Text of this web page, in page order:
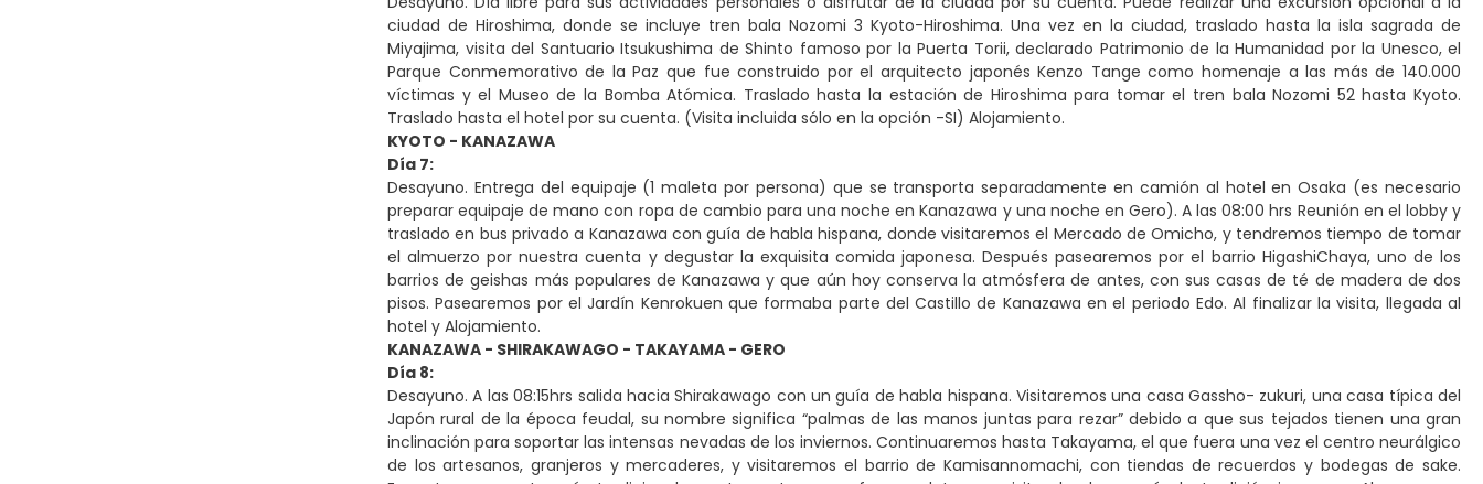
ciudad de Hiroshima, donde se incluye tren bala Nozomi 3 Kyoto-Hiroshima. Una vez en la ciudad, traslado hasta la isla sagrada de
Miyajima, visita del Santuario Itsukushima de Shinto famoso por la Puerta Torii, declarado Patrimonio de la Humanidad por la Unesco, el
Parque Conmemorativo de la Paz que fue construido por el arquitecto japonés Kenzo Tange como homenaje a las más de 140.000
víctimas y el Museo de la Bomba Atómica. Traslado hasta la estación de Hiroshima para tomar el tren bala Nozomi 52 hasta Kyoto.
Traslado hasta el hotel por su cuenta. (Visita incluida sólo en la opción -SI) Alojamiento.
KYOTO - KANAZAWA
Día 7:
Desayuno. Entrega del equipaje (1 maleta por persona) que se transporta separadamente en camión al hotel en Osaka (es necesario
preparar equipaje de mano con ropa de cambio para una noche en Kanazawa y una noche en Gero). A las 08:00 hrs Reunión en el lobby y
traslado en bus privado a Kanazawa con guía de habla hispana, donde visitaremos el Mercado de Omicho, y tendremos tiempo de tomar
el almuerzo por nuestra cuenta y degustar la exquisita comida japonesa. Después pasearemos por el barrio HigashiChaya, uno de los
barrios de geishas más populares de Kanazawa y que aún hoy conserva la atmósfera de antes, con sus casas de té de madera de dos
pisos. Pasearemos por el Jardín Kenrokuen que formaba parte del Castillo de Kanazawa en el periodo Edo. Al finalizar la visita, llegada al
hotel y Alojamiento.
KANAZAWA - SHIRAKAWAGO - TAKAYAMA - GERO
Día 8:
Desayuno. A las 08:15hrs salida hacia Shirakawago con un guía de habla hispana. Visitaremos una casa Gassho- zukuri, una casa típica del
Japón rural de la época feudal, su nombre significa “palmas de las manos juntas para rezar” debido a que sus tejados tienen una gran
inclinación para soportar las intensas nevadas de los inviernos. Continuaremos hasta Takayama, el que fuera una vez el centro neurálgico
de los artesanos, granjeros y mercaderes, y visitaremos el barrio de Kamisannomachi, con tiendas de recuerdos y bodegas de sake.